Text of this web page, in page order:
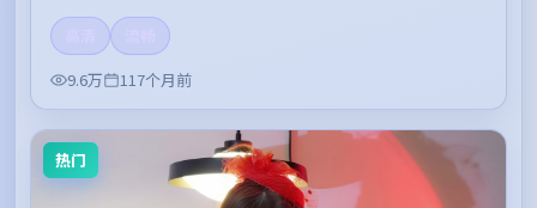
9.6万
117个月前
热门